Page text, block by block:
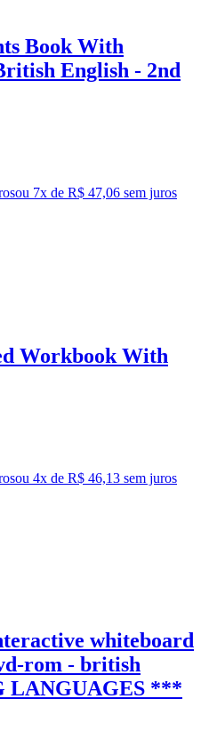
Book With
English - 2nd
ou 7x de R$ 47,06 sem juros
Workbook With
ou 4x de R$ 46,13 sem juros
whiteboard
rom - british
LANGUAGES ***